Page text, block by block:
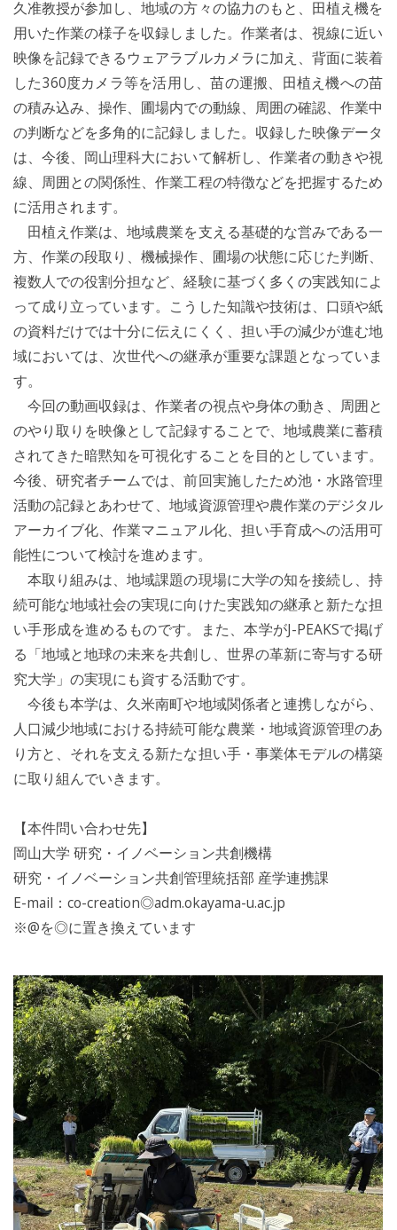
久准教授が参加し、地域の方々の協力のもと、田植え機を
用いた作業の様子を収録しました。作業者は、視線に近い
映像を記録できるウェアラブルカメラに加え、背面に装着
した360度カメラ等を活用し、苗の運搬、田植え機への苗
の積み込み、操作、圃場内での動線、周囲の確認、作業中
の判断などを多角的に記録しました。収録した映像データ
は、今後、岡山理科大において解析し、作業者の動きや視
線、周囲との関係性、作業工程の特徴などを把握するため
に活用されます。
田植え作業は、地域農業を支える基礎的な営みである一
方、作業の段取り、機械操作、圃場の状態に応じた判断、
複数人での役割分担など、経験に基づく多くの実践知によ
って成り立っています。こうした知識や技術は、口頭や紙
の資料だけでは十分に伝えにくく、担い手の減少が進む地
域においては、次世代への継承が重要な課題となっていま
す。
今回の動画収録は、作業者の視点や身体の動き、周囲と
のやり取りを映像として記録することで、地域農業に蓄積
されてきた暗黙知を可視化することを目的としています。
今後、研究者チームでは、前回実施したため池・水路管理
活動の記録とあわせて、地域資源管理や農作業のデジタル
アーカイブ化、作業マニュアル化、担い手育成への活用可
能性について検討を進めます。
本取り組みは、地域課題の現場に大学の知を接続し、持
続可能な地域社会の実現に向けた実践知の継承と新たな担
い手形成を進めるものです。また、本学がJ-PEAKSで掲げ
る「地域と地球の未来を共創し、世界の革新に寄与する研
究大学」の実現にも資する活動です。
今後も本学は、久米南町や地域関係者と連携しながら、
人口減少地域における持続可能な農業・地域資源管理のあ
り方と、それを支える新たな担い手・事業体モデルの構築
に取り組んでいきます。
【本件問い合わせ先】
岡山大学 研究・イノベーション共創機構
研究・イノベーション共創管理統括部 産学連携課
E-mail：co-creation◎adm.okayama-u.ac.jp
※@を◎に置き換えています